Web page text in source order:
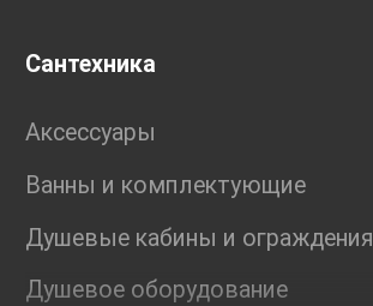
Сантехника
Аксессуары
Ванны и комплектующие
Душевые кабины и ограждения
Душевое оборудование